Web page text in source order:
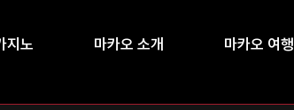
지노 마카오 소개 마카오 여행